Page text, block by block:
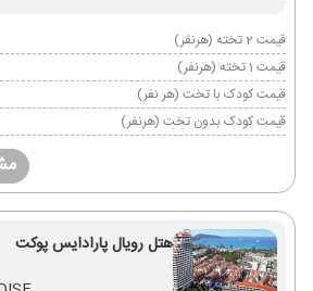
قیمت 2 تخته (هرنفر)
قیمت 1 تخته (هرنفر)
قیمت کودک با تخت (هر نفر)
قیمت کودک بدون تخت (هرنفر)
هتل رویال پارادایس پوکت